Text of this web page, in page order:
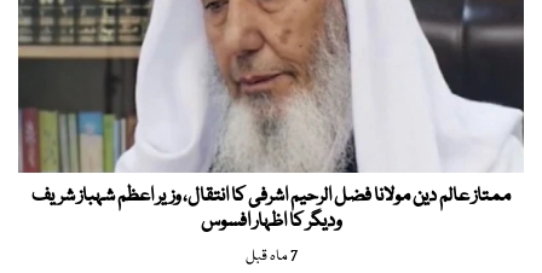
ممتاز عالم دین مولانا فضل الرحیم اشرفی کا انتقال، وزیر اعظم شہباز شریف
ودیگر کا اظہار افسوس
7 ماہ قبل